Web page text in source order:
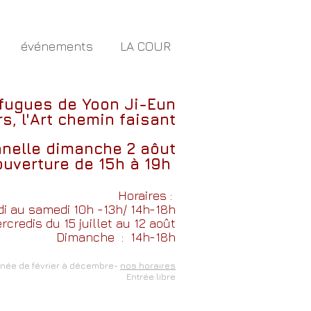
événements LA COUR
de Yoon Ji-Eun
l'Art chemin faisant
dimanche 2 aôut
de 15h à 19h
Horaires :
au samedi 10h -13h/ 14h-18h
du 15 juillet au 12 août
Dimanche : 14h-18h
de février à décembre- nos horaires
Entrée libre